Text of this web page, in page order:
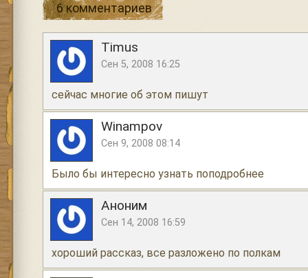
6 комментариев
Timus
Сен 5, 2008 16:25
сейчас многие об этом пишут
Winampov
Сен 9, 2008 08:14
Было бы интересно узнать поподробнее
Аноним
Сен 14, 2008 16:59
хороший рассказ, все разложено по полкам